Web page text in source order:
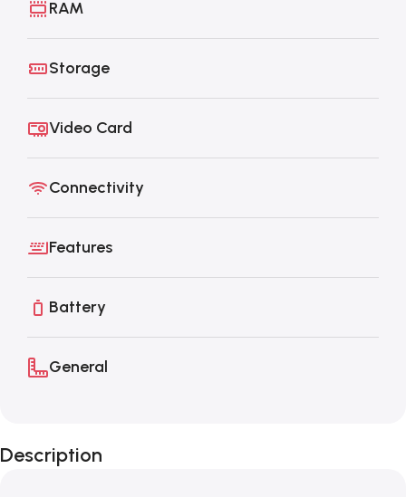
RAM
Storage
Video Card
Connectivity
Features
Battery
General
Description